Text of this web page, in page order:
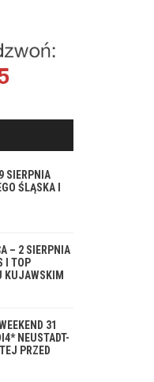
SIERPNIA
ŚLĄSKA I
– 2 SIERPNIA
I TOP
KUJAWSKIM
31
NEUSTADT-
PRZED